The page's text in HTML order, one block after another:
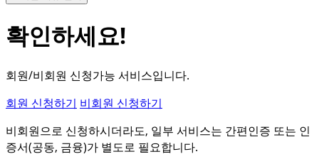
확인하세요!
회원/비회원 신청가능 서비스입니다.
회원 신청하기 비회원 신청하기
비회원으로 신청하시더라도, 일부 서비스는 간편인증 또는 인
증서(공동, 금융)가 별도로 필요합니다.